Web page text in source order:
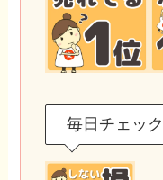
毎日チェッ